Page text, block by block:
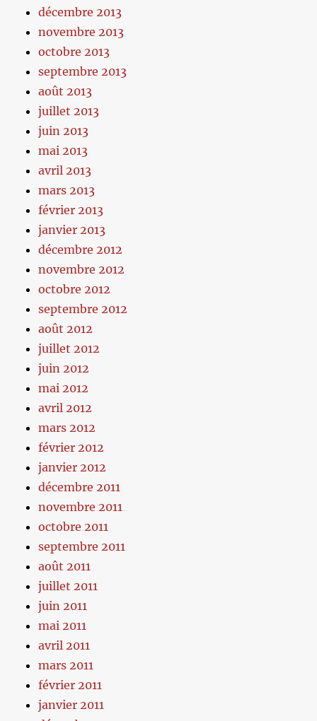
décembre 2013
novembre 2013
octobre 2013
septembre 2013
août 2013
juillet 2013
juin 2013
mai 2013
avril 2013
mars 2013
février 2013
janvier 2013
décembre 2012
novembre 2012
octobre 2012
septembre 2012
août 2012
juillet 2012
juin 2012
mai 2012
avril 2012
mars 2012
février 2012
janvier 2012
décembre 2011
novembre 2011
octobre 2011
septembre 2011
août 2011
juillet 2011
juin 2011
mai 2011
avril 2011
mars 2011
février 2011
janvier 2011